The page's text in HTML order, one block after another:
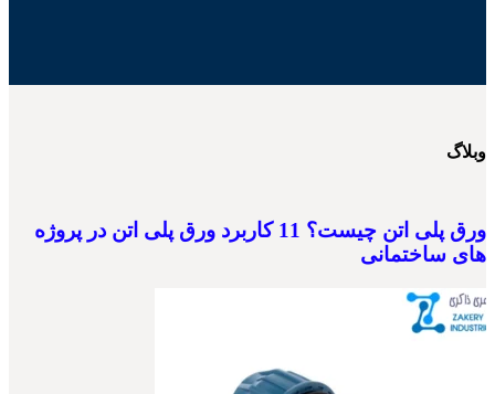
وبلاگ
ورق پلی اتن چیست؟ 11 کاربرد ورق پلی اتن در پروژه
های ساختمانی